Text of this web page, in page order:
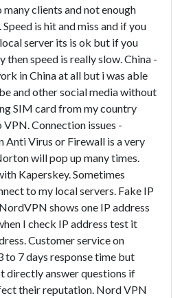
clients and not enough
is hit and miss and if you
server its is ok but if you
then speed is really slow. China -
in China at all but i was able
and other social media without
SIM card from my country
Connection issues -
Virus or Firewall is a very
will pop up many times.
Kaperskey. Sometimes
to my local servers. Fake IP
shows one IP address
I check IP address test it
Customer service on
to 7 days response time but
directly answer questions if
their reputation. Nord VPN